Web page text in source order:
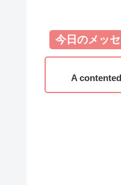
今日のメッ
A